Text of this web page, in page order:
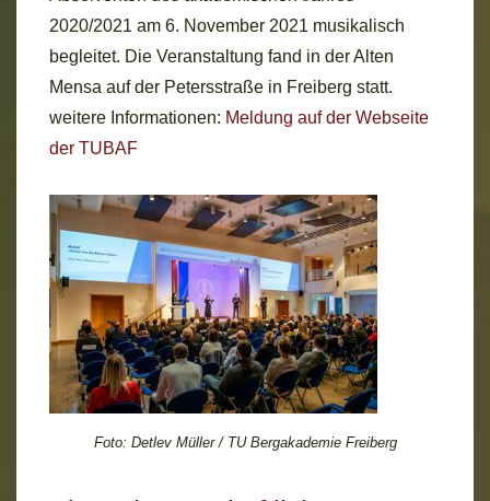
2020/2021 am 6. November 2021 musikalisch
begleitet. Die Veranstaltung fand in der Alten
Mensa auf der Petersstraße in Freiberg statt.
weitere Informationen: Meldung auf der Webseite
der TUBAF
Foto: Detlev Müller / TU Bergakademie Freiberg